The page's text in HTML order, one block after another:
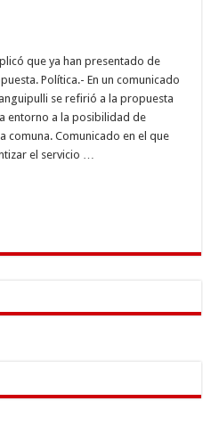
que ya han presentado de
Política.- En un comunicado
se refirió a la propuesta
entorno a la posibilidad de
comuna. Comunicado en el que
el servicio …